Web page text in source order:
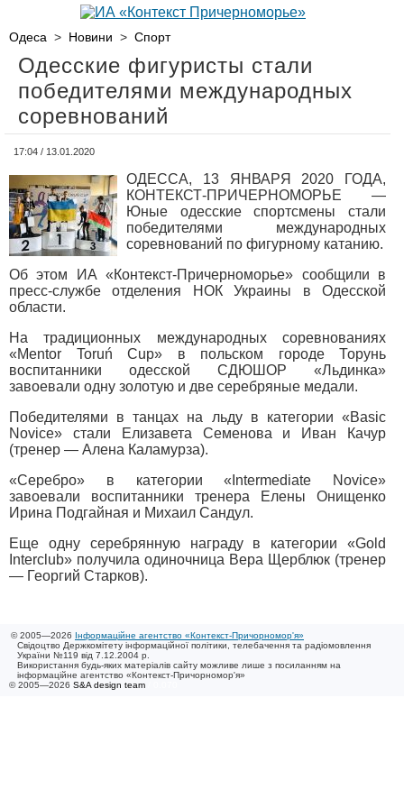
Одеса > Новини > Спорт
Одесские фигуристы стали
победителями международных
соревнований
17:04 / 13.01.2020
ОДЕССА, 13 ЯНВАРЯ 2020 ГОДА,
КОНТЕКСТ-ПРИЧЕРНОМОРЬЕ —
Юные одесские спортсмены стали
победителями международных
соревнований по фигурному катанию.
Об этом ИА «Контекст-Причерноморье» сообщили в
пресс-службе отделения НОК Украины в Одесской
области.
На традиционных международных соревнованиях
«Mentor Toruń Cup» в польском городе Торунь
воспитанники одесской СДЮШОР «Льдинка»
завоевали одну золотую и две серебряные медали.
Победителями в танцах на льду в категории «Basic
Novice» стали Елизавета Семенова и Иван Качур
(тренер — Алена Каламурза).
«Серебро» в категории «Intermediate Novice»
завоевали воспитанники тренера Елены Онищенко
Ирина Подгайная и Михаил Сандул.
Еще одну серебрянную награду в категории «Gold
Interclub» получила одиночница Вера Щерблюк (тренер
— Георгий Старков).
© 2005—2026 Інформаційне агентство «Контекст-Причорномор'я»
Свідоцтво Держкомітету інформаційної політики, телебачення та радіомовлення
України №119 від 7.12.2004 р.
Використання будь-яких матеріалів сайту можливе лише з посиланням на
інформаційне агентство «Контекст-Причорномор'я»
© 2005—2026 S&A design team